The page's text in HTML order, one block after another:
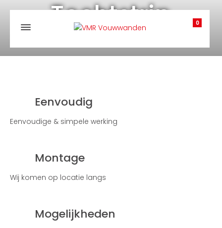
0
Tochtstrip
Eenvoudig
Eenvoudige & simpele werking
Montage
Wij komen op locatie langs
Mogelijkheden